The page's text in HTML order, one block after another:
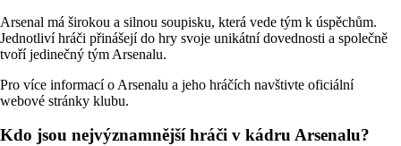
Arsenal má širokou a silnou soupisku, která vede tým k úspěchům.
Jednotliví hráči přinášejí do hry svoje unikátní dovednosti a společně
tvoří jedinečný tým Arsenalu.
Pro více informací o Arsenalu a jeho hráčích navštivte oficiální
webové stránky klubu.
Kdo jsou nejvýznamnější hráči v kádru Arsenalu?